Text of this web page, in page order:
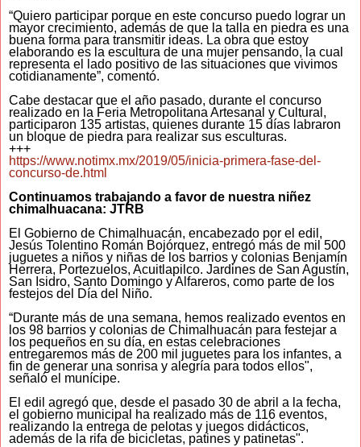
“Quiero participar porque en este concurso puedo lograr un
mayor crecimiento, además de que la talla en piedra es una
buena forma para transmitir ideas. La obra que estoy
elaborando es la escultura de una mujer pensando, la cual
representa el lado positivo de las situaciones que vivimos
cotidianamente”, comentó.
Cabe destacar que el año pasado, durante el concurso
realizado en la Feria Metropolitana Artesanal y Cultural,
participaron 135 artistas, quienes durante 15 días labraron
un bloque de piedra para realizar sus esculturas.
+++
https://www.notimx.mx/2019/05/inicia-primera-fase-del-
concurso-de.html
Continuamos trabajando a favor de nuestra niñez
chimalhuacana: JTRB
El Gobierno de Chimalhuacán, encabezado por el edil,
Jesús Tolentino Román Bojórquez, entregó más de mil 500
juguetes a niños y niñas de los barrios y colonias Benjamín
Herrera, Portezuelos, Acuitlapilco. Jardines de San Agustín,
San Isidro, Santo Domingo y Alfareros, como parte de los
festejos del Día del Niño.
“Durante más de una semana, hemos realizado eventos en
los 98 barrios y colonias de Chimalhuacán para festejar a
los pequeños en su día, en estas celebraciones
entregaremos más de 200 mil juguetes para los infantes, a
fin de generar una sonrisa y alegría para todos ellos",
señaló el munícipe.
El edil agregó que, desde el pasado 30 de abril a la fecha,
el gobierno municipal ha realizado más de 116 eventos,
realizando la entrega de pelotas y juegos didácticos,
además de la rifa de bicicletas, patines y patinetas".